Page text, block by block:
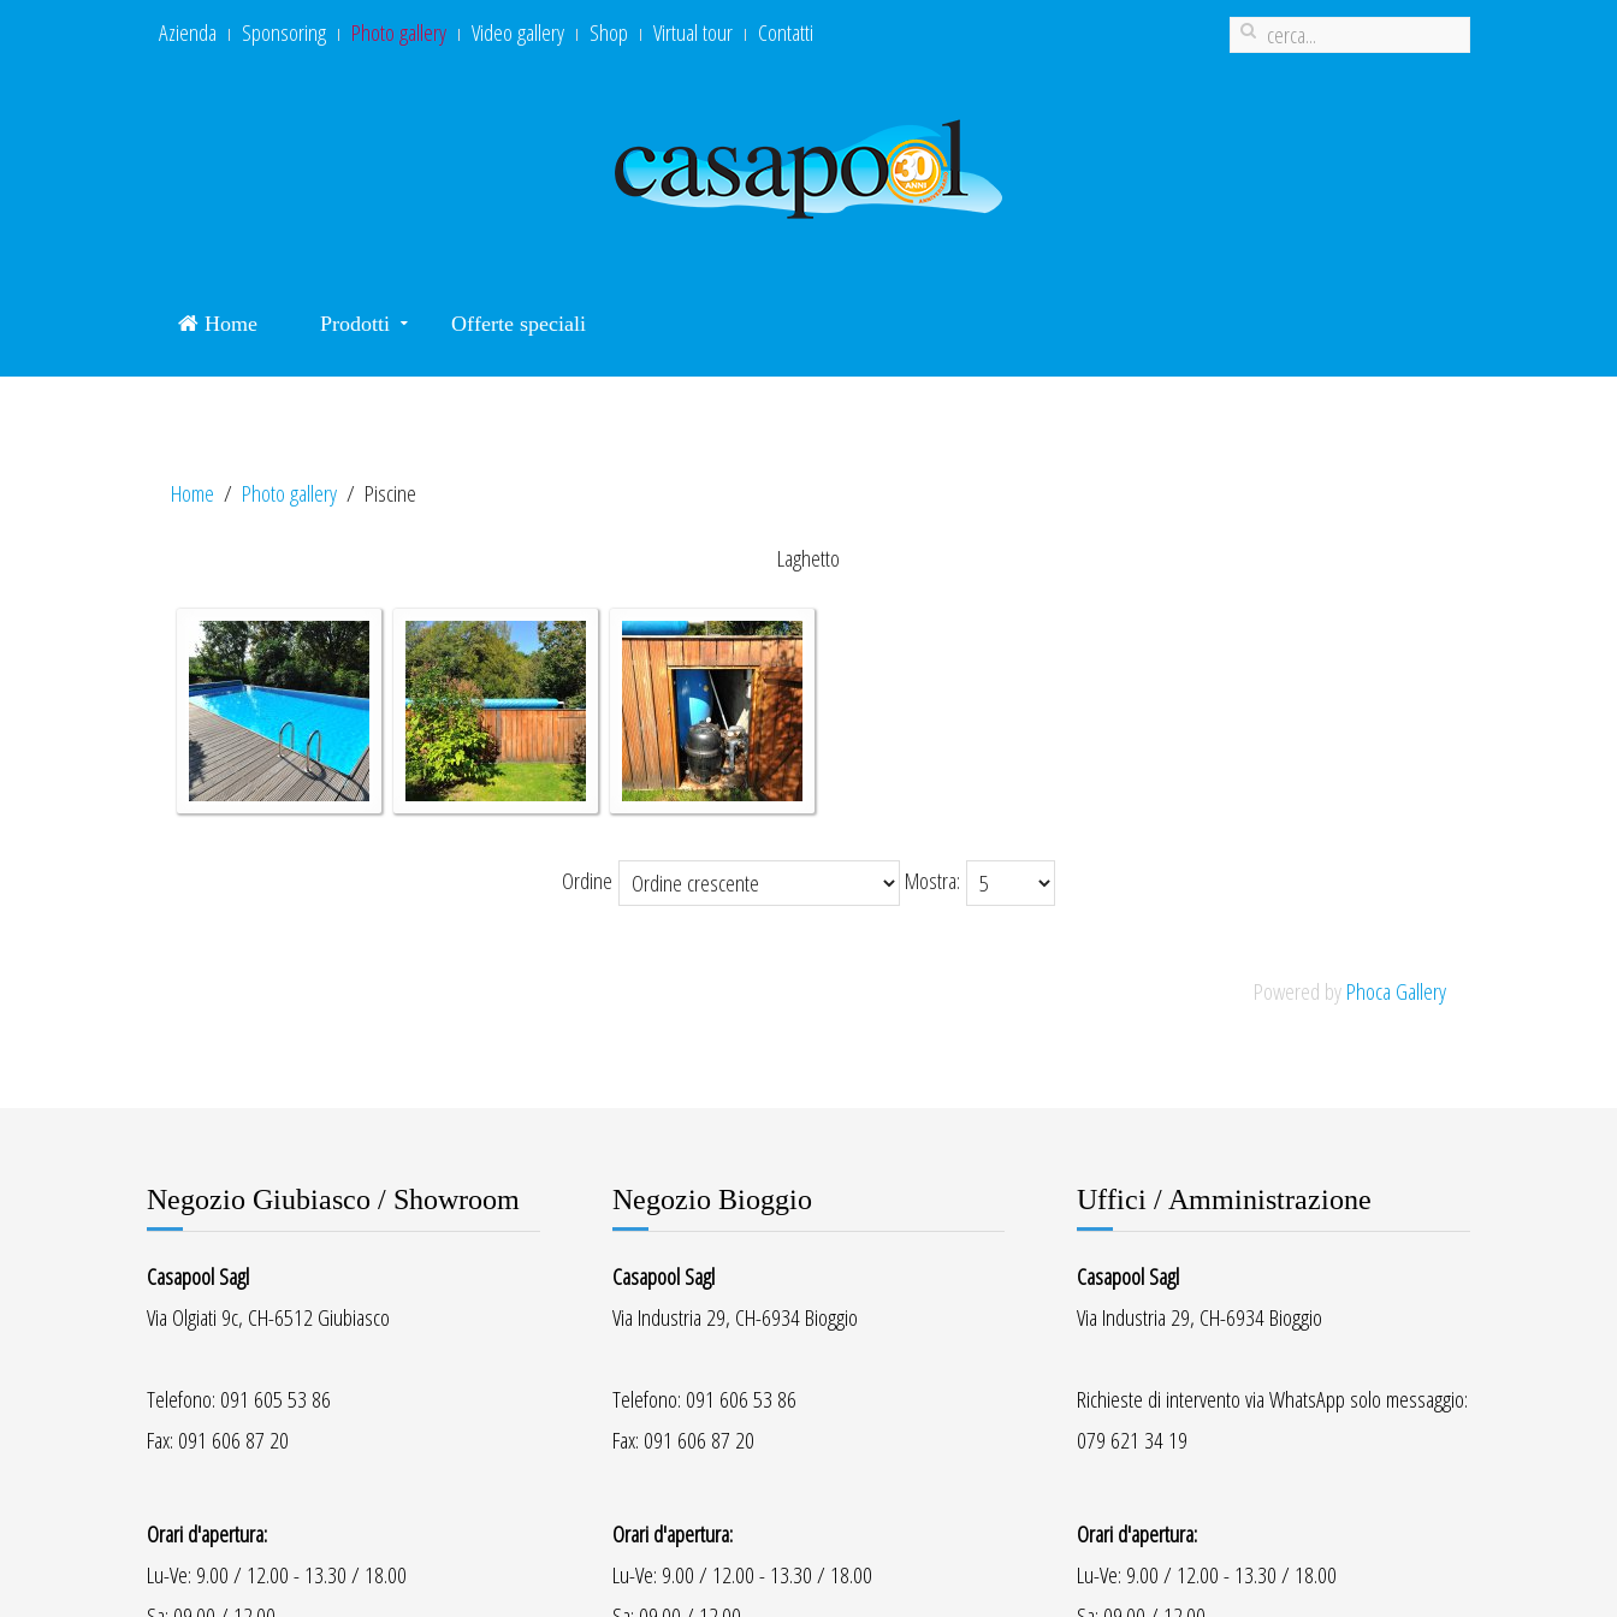
Azienda Sponsoring Photo gallery Video gallery Shop Virtual tour Contatti
Home Prodotti Offerte speciali
Home Photo gallery Piscine
Laghetto
Ordine Mostra:
Powered byPhoca Gallery
Negozio Giubiasco / Showroom
Casapool Sagl
Via Olgiati 9c, CH-6512 Giubiasco
Telefono: 091 605 53 86
Fax: 091 606 87 20
Orari d'apertura:
Lu-Ve: 9.00 / 12.00 - 13.30 / 18.00
Negozio Bioggio
Casapool Sagl
Via Industria 29, CH-6934 Bioggio
Telefono: 091 606 53 86
Fax: 091 606 87 20
Orari d'apertura:
Lu-Ve: 9.00 / 12.00 - 13.30 / 18.00
Uffici / Amministrazione
Casapool Sagl
Via Industria 29, CH-6934 Bioggio
Richieste di intervento via WhatsApp solo messaggio:
079 621 34 19
Orari d'apertura:
Lu-Ve: 9.00 / 12.00 - 13.30 / 18.00